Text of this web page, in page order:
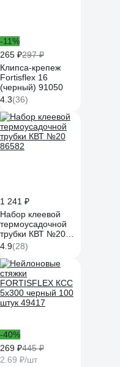
-11%
265 ₽297 ₽
Клипса-крепеж
Fortisflex 16
(черный) 91050
4.3(36)
1 241 ₽
Набор клеевой
термоусадочной
трубки КВТ №20
86582
4.9(28)
-40%
269 ₽445 ₽
2.69 ₽/шт